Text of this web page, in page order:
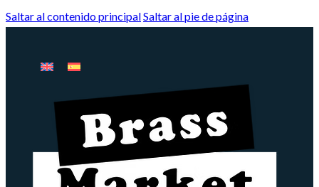
Saltar al contenido principalSaltar al pie de página